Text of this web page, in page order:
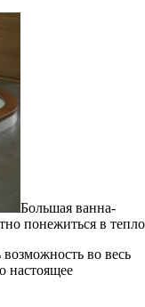
Большая ванна-
понежиться в
возможность во весь
настоящее